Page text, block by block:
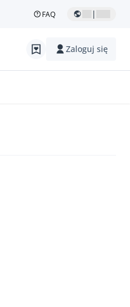
FAQ |
Zaloguj się